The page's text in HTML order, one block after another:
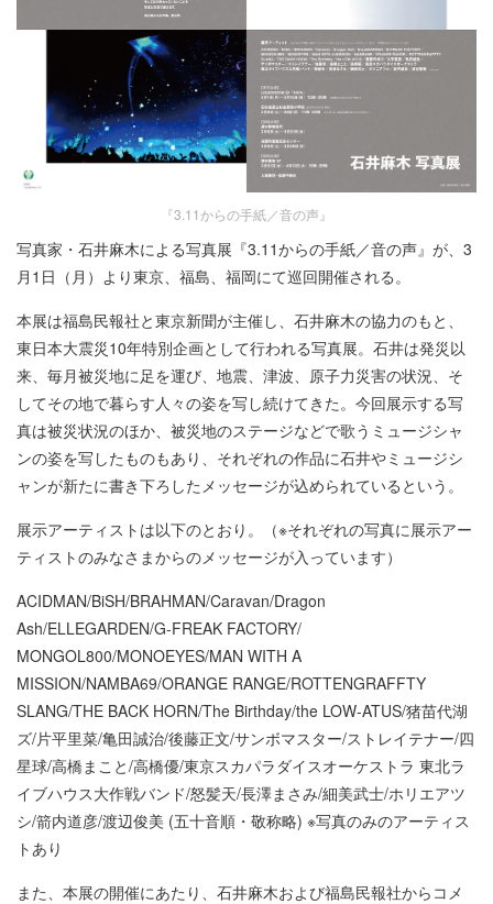
『3.11からの手紙／音の声』
写真家・石井麻木による写真展『3.11からの手紙／音の声』が、3
月1日（月）より東京、福島、福岡にて巡回開催される。
本展は福島民報社と東京新聞が主催し、石井麻木の協力のもと、
東日本大震災10年特別企画として行われる写真展。石井は発災以
来、毎月被災地に足を運び、地震、津波、原子力災害の状況、そ
してその地で暮らす人々の姿を写し続けてきた。今回展示する写
真は被災状況のほか、被災地のステージなどで歌うミュージシャ
ンの姿を写したものもあり、それぞれの作品に石井やミュージシ
ャンが新たに書き下ろしたメッセージが込められているという。
展示アーティストは以下のとおり。（※それぞれの写真に展示アー
ティストのみなさまからのメッセージが入っています）
ACIDMAN/BiSH/BRAHMAN/Caravan/Dragon
Ash/ELLEGARDEN/G-FREAK FACTORY/
MONGOL800/MONOEYES/MAN WITH A
MISSION/NAMBA69/ORANGE RANGE/ROTTENGRAFFTY
SLANG/THE BACK HORN/The Birthday/the LOW-ATUS/猪苗代湖
ズ/片平里菜/亀田誠治/後藤正文/サンボマスター/ストレイテナー/四
星球/高橋まこと/高橋優/東京スカパラダイスオーケストラ 東北ラ
イブハウス大作戦バンド/怒髪天/長澤まさみ/細美武士/ホリエアツ
シ/箭内道彦/渡辺俊美 (五十音順・敬称略) ※写真のみのアーティス
トあり
また、本展の開催にあたり、石井麻木および福島民報社からコメ